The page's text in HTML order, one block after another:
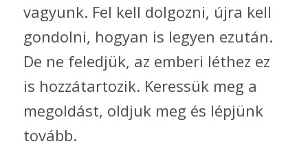
vagyunk. Fel kell dolgozni, újra kell
gondolni, hogyan is legyen ezután.
De ne feledjük, az emberi léthez ez
is hozzátartozik. Keressük meg a
megoldást, oldjuk meg és lépjünk
tovább.